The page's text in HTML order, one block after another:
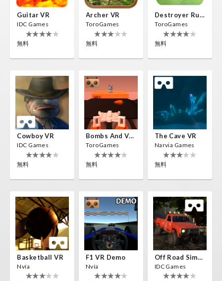
Guitar VR
IDC Games
無料
Archer VR
ToroGames
無料
Destroyer Run VR
ToroGames
無料
Cowboy VR
IDC Games
無料
Bombs And Veggies
ToroGames
無料
The Cave VR
Narvia Games
無料
Basketball VR
Nvía
F1 VR Demo
Nvía
Off Road Simulator VR
IDC Games